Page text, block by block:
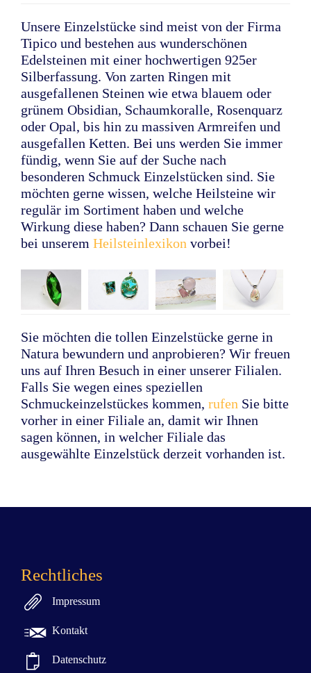
Unsere Einzelstücke sind meist von der Firma
Tipico und bestehen aus wunderschönen
Edelsteinen mit einer hochwertigen 925er
Silberfassung. Von zarten Ringen mit
ausgefallenen Steinen wie etwa blauem oder
grünem Obsidian, Schaumkoralle, Rosenquarz
oder Opal, bis hin zu massiven Armreifen und
ausgefallen Ketten. Bei uns werden Sie immer
fündig, wenn Sie auf der Suche nach
besonderen Schmuck Einzelstücken sind. Sie
möchten gerne wissen, welche Heilsteine wir
regulär im Sortiment haben und welche
Wirkung diese haben? Dann schauen Sie gerne
bei unserem Heilsteinlexikon vorbei!
Sie möchten die tollen Einzelstücke gerne in
Natura bewundern und anprobieren? Wir freuen
uns auf Ihren Besuch in einer unserer Filialen.
Falls Sie wegen eines speziellen
Schmuckeinzelstückes kommen, rufen Sie bitte
vorher in einer Filiale an, damit wir Ihnen
sagen können, in welcher Filiale das
ausgewählte Einzelstück derzeit vorhanden ist.
Rechtliches
 Impressum
 Kontakt
 Datenschutz